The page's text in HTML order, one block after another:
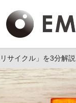
サイクル」を3分解説